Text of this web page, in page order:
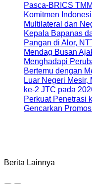
Pasca-BRICS
Komitmen
Multilateral dan
Kepala Bapanas
Pangan di Alor,
Mendag Busan
Menghadapi
Bertemu dengan
Luar Negeri
ke-2 JTC pada
Perkuat Penetrasi
Gencarkan
Berita Lainnya